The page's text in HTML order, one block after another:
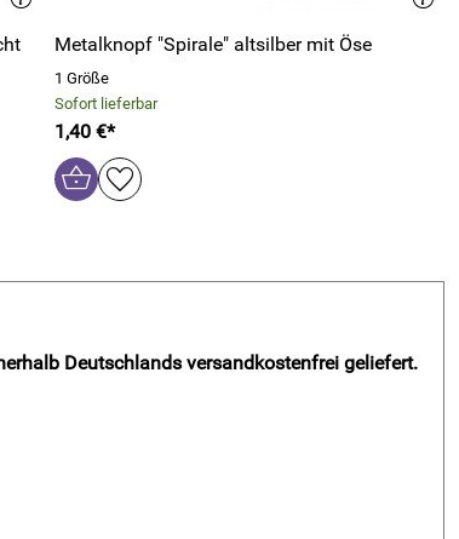
Metalknopf "Spirale" altsilber mit Öse
1 Größe
Sofort lieferbar
1,40 €*
Deutschlands versandkostenfrei geliefert.